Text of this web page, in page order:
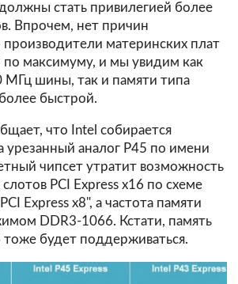
стать привилегией более
Впрочем, нет причин
производители материнских плат
максимуму, и мы увидим как
шины, так и памяти типа
быстрой.
что Intel собирается
урезанный аналог P45 по имени
чипсет утратит возможность
PCI Express x16 по схеме
Express x8", а частота памяти
DDR3-1066. Кстати, память
будет поддерживаться.